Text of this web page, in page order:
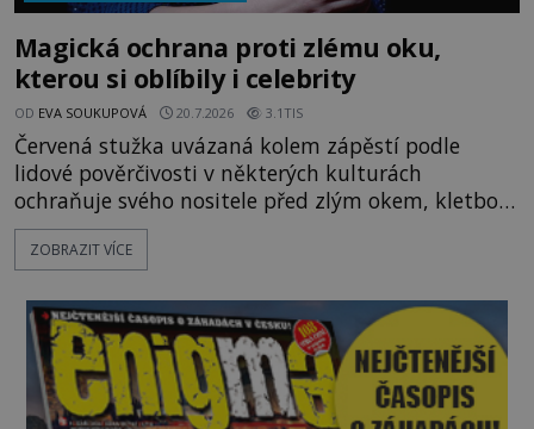
Magická ochrana proti zlému oku,
kterou si oblíbily i celebrity
OD EVA SOUKUPOVÁ 20.7.2026 3.1TIS
Červená stužka uvázaná kolem zápěstí podle
lidové pověrčivosti v některých kulturách
ochraňuje svého nositele před zlým okem, kletbou,
která může přivodit neštěstí či nemoc. S tímto
nenápadným symbolem magické ochrany lze
nebo Leonarda DiCapria. Na Blízkém východě a v
židovských komunitách po celém světě, je
ZOBRAZIT VÍCE